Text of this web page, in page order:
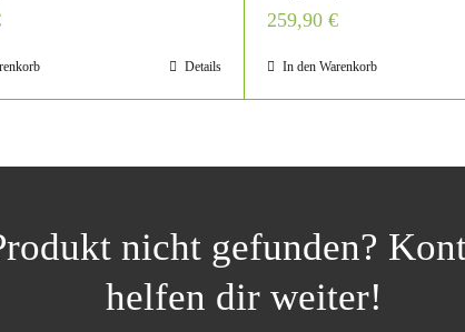
Details
259,90 €
In den Warenkorb
nicht gefunden?
helfen dir weiter!